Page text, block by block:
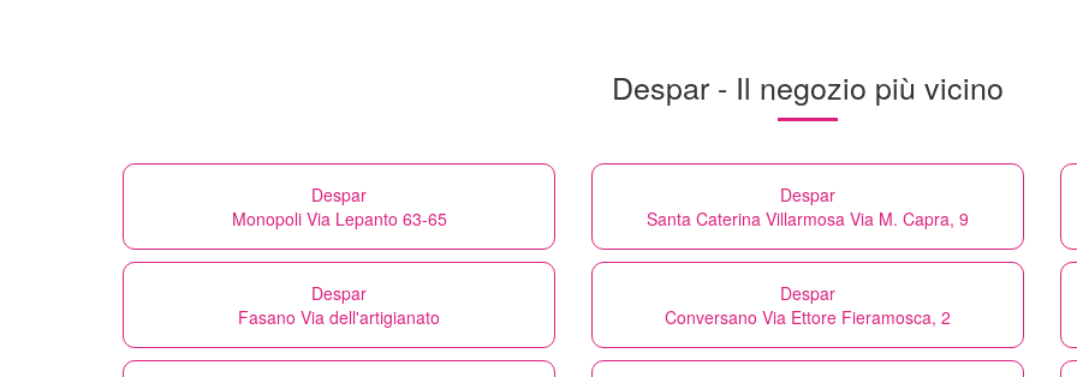
Despar - Il negozio più vicino
Despar
Monopoli Via Lepanto 63-65
Despar
Santa Caterina Villarmosa Via M. Capra, 9
Despar
Fasano Via dell'artigianato
Despar
Conversano Via Ettore Fieramosca, 2